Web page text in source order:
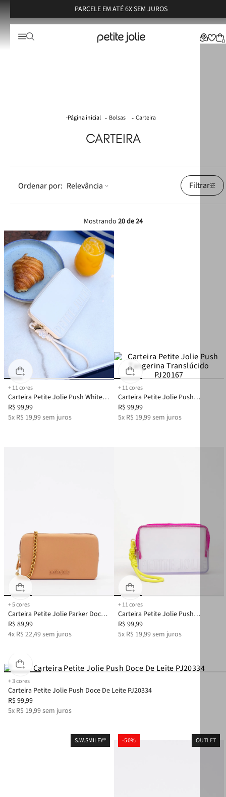
PARCELE EM ATÉ 6X SEM JUROS
0
Bolsas Carteira
CARTEIRA
Relevância Filtrar
Mostrando 20 de 24
+11cores
Carteira Petite Jolie Push White
PJ20167
R$ 99,99
5x R$ 19,99sem juros
+11cores
Carteira Petite Jolie Push
Tangerina Translúcido PJ20167
R$ 99,99
5x R$ 19,99sem juros
+5cores
Carteira Petite Jolie Parker Doce
De Leite PJ20300
R$ 89,99
4x R$ 22,49sem juros
+11cores
Carteira Petite Jolie Push
Translúcido/Limão PJ20167
R$ 99,99
5x R$ 19,99sem juros
+3cores
Carteira Petite Jolie Push Doce De Leite PJ20334
R$ 99,99
5x R$ 19,99sem juros
S.W.SMILEY® -50% OUTLET